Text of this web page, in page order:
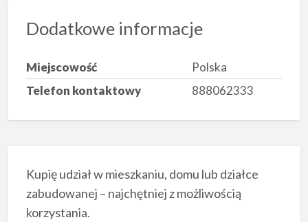
Dodatkowe informacje
Miejscowość
Polska
Telefon kontaktowy
888062333
Kupię udział w mieszkaniu, domu lub działce
zabudowanej – najchętniej z możliwością
korzystania.